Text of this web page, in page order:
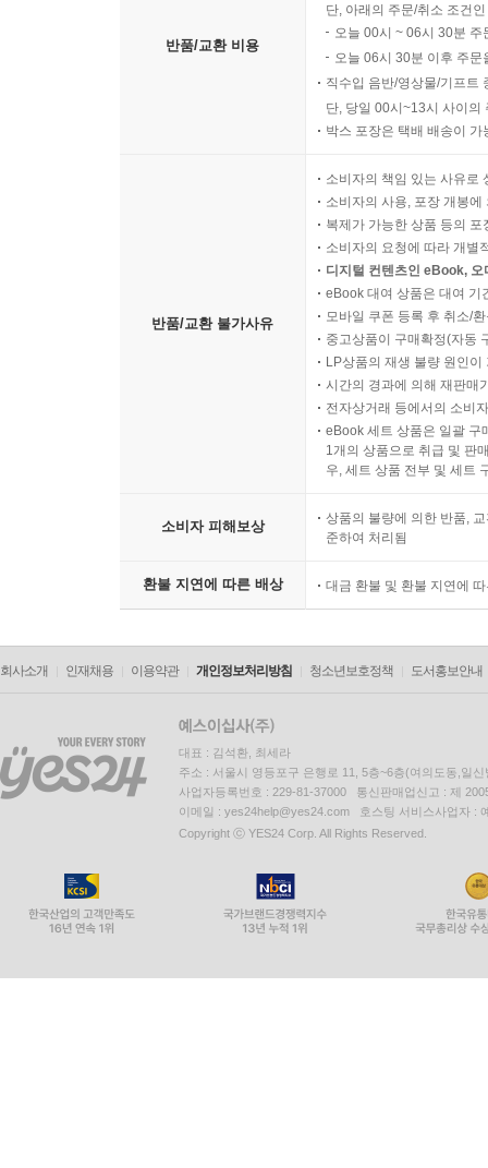
반품/교환 비용
단, 아래의 주문/취소 조건
오늘 00시 ~ 06시 30분
오늘 06시 30분 이후 주
직수입 음반/영상물/기프트
단, 당일 00시~13시 사이의
박스 포장은 택배 배송이
반품/교환 불가사유
소비자의 책임 있는 사유로
소비자의 사용, 포장 개봉
복제가 가능한 상품 등의
소비자의 요청에 따라 개별
디지털 컨텐츠인 eBook,
eBook 대여 상품은 대여 기
모바일 쿠폰 등록 후 취소/
중고상품이 구매확정(자동
LP상품의 재생 불량 원인
시간의 경과에 의해 재판매
전자상거래 등에서의 소비
eBook 세트 상품은 일괄 구
1개의 상품으로 취급 및 판
우, 세트 상품 전부 및 세트
소비자 피해보상
상품의 불량에 의한 반품,
준하여 처리됨
환불 지연에 따른 배상 대금 환불 및 환불 지연에
회사소개 인재채용 이용약관 개인정보처리방침 청소년보호정책 도서홍보안내
대표 : 김석환, 최세라
주소 : 서울시 영등포구 은행로 11, 5층~6층(여의도동,일신
사업자등록번호 : 229-81-37000 통신판매업신고 : 제
이메일 : yes24help@yes24.com 호스팅 서비스사업자 :
Copyright ⓒ YES24 Corp. All Rights Reserved.